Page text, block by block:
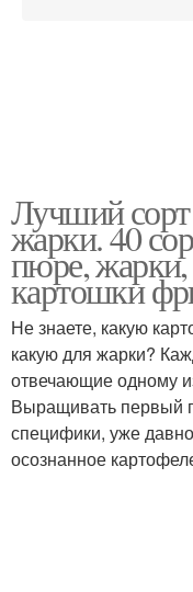
Лучший сорт
жарки. 40
пюре, жарки,
картошки
Не знаете, какую
какую для жарки?
отвечающие одному
Выращивать первый
специфики, уже
осознанное